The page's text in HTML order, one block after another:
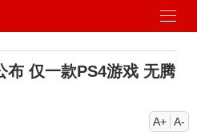
布 仅一款PS4游戏 无腾
A+ A-